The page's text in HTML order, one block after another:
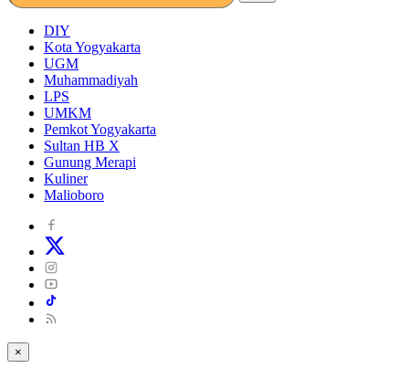
DIY
Kota Yogyakarta
UGM
Muhammadiyah
LPS
UMKM
Pemkot Yogyakarta
Sultan HB X
Gunung Merapi
Kuliner
Malioboro
×